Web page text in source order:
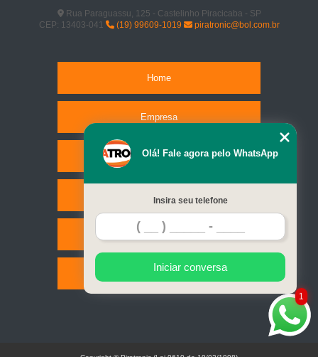
Rua Paraguassu, 125 - Castelinho Piracicaba - SP
CEP: 13403-041
(19) 99609-1019 piratronic@bol.com.br
Home
Empresa
Missão
Serviços
Contato
Mapa do site
1
Olá! Fale agora pelo WhatsApp
Insira seu telefone
Iniciar conversa